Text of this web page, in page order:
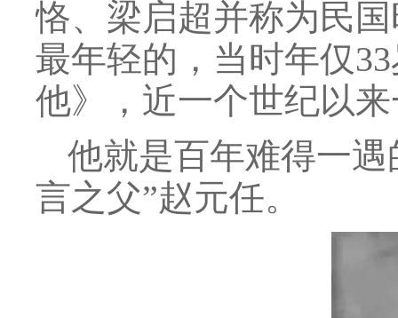
恪、梁启超并称为民
最年轻的，当时年仅
他》，近一个世纪以
他就是百年难得一
言之父”赵元任。